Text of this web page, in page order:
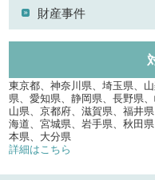
財産事件
東京都、神奈川県、埼玉県、
県、愛知県、静岡県、長野県
山県、京都府、滋賀県、福井
海道、宮城県、岩手県、秋田
本県、大分県
詳細はこちら